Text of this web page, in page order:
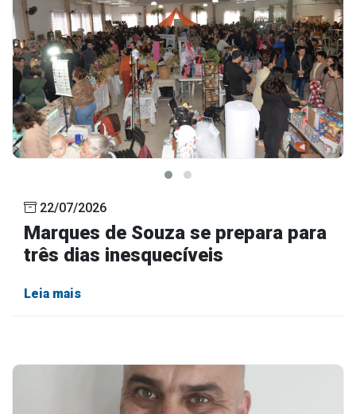
22/07/2026
Marques de Souza se prepara para
três dias inesquecíveis
Leia mais